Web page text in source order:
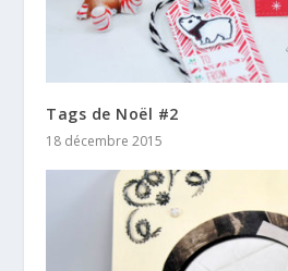
Tags de Noël #2
18 décembre 2015